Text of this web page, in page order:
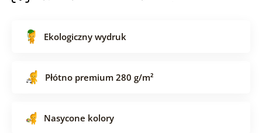
Ekologiczny wydruk
Płótno premium 280 g/m²
Nasycone kolory